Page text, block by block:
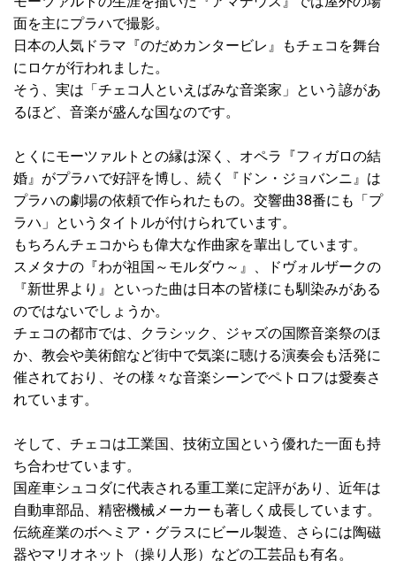
面を主にプラハで撮影。
日本の人気ドラマ『のだめカンタービレ』もチェコを舞台
にロケが行われました。
そう、実は「チェコ人といえばみな音楽家」という諺があ
るほど、音楽が盛んな国なのです。
とくにモーツァルトとの縁は深く、オペラ『フィガロの結
婚』がプラハで好評を博し、続く『ドン・ジョバンニ』は
プラハの劇場の依頼で作られたもの。交響曲38番にも「プ
ラハ」というタイトルが付けられています。
もちろんチェコからも偉大な作曲家を輩出しています。
スメタナの『わが祖国～モルダウ～』、ドヴォルザークの
『新世界より』といった曲は日本の皆様にも馴染みがある
のではないでしょうか。
チェコの都市では、クラシック、ジャズの国際音楽祭のほ
か、教会や美術館など街中で気楽に聴ける演奏会も活発に
催されており、その様々な音楽シーンでペトロフは愛奏さ
れています。
そして、チェコは工業国、技術立国という優れた一面も持
ち合わせています。
国産車シュコダに代表される重工業に定評があり、近年は
自動車部品、精密機械メーカーも著しく成長しています。
伝統産業のボヘミア・グラスにビール製造、さらには陶磁
器やマリオネット（操り人形）などの工芸品も有名。